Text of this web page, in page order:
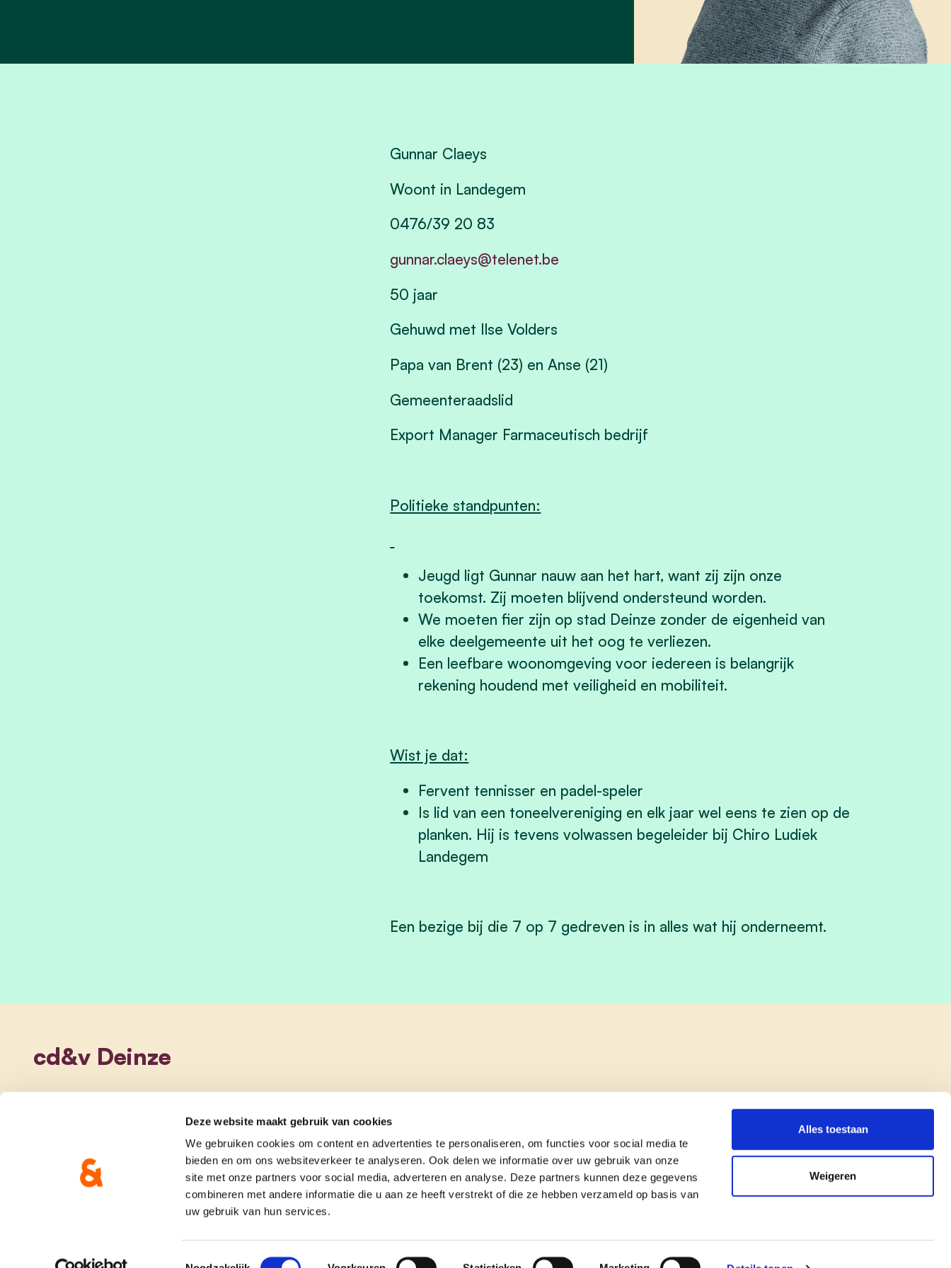
Deze website maakt gebruik van cookies
We gebruiken cookies om content en advertenties te personaliseren, om functies voor social media te
bieden en om ons websiteverkeer te analyseren. Ook delen we informatie over uw gebruik van onze
site met onze partners voor social media, adverteren en analyse. Deze partners kunnen deze gegevens
combineren met andere informatie die u aan ze heeft verstrekt of die ze hebben verzameld op basis van
uw gebruik van hun services.
Toestemmingsselectie
Alles toestaan
Weigeren
Gunnar Claeys
Woont in Landegem
0476/39 20 83
gunnar.claeys@telenet.be
50 jaar
Gehuwd met Ilse Volders
Papa van Brent (23) en Anse (21)
Gemeenteraadslid
Export Manager Farmaceutisch bedrijf
Politieke standpunten:
Jeugd ligt Gunnar nauw aan het hart, want zij zijn onze
toekomst. Zij moeten blijvend ondersteund worden.
We moeten fier zijn op stad Deinze zonder de eigenheid van
elke deelgemeente uit het oog te verliezen.
Een leefbare woonomgeving voor iedereen is belangrijk
rekening houdend met veiligheid en mobiliteit.
Wist je dat:
Fervent tennisser en padel-speler
Is lid van een toneelvereniging en elk jaar wel eens te zien op de
planken. Hij is tevens volwassen begeleider bij Chiro Ludiek
Landegem
Een bezige bij die 7 op 7 gedreven is in alles wat hij onderneemt.
cd&v Deinze
onze partij doe mee contact